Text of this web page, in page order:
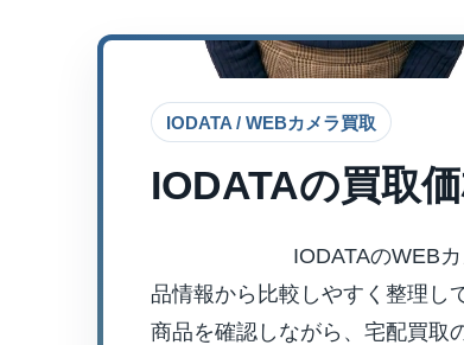
IODATA / WEBカメラ買取
IODATAの買取
IODATAのWEB
品情報から比較しやすく整理し
商品を確認しながら、宅配買取